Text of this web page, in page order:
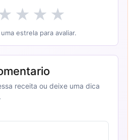
★ ★ ★
estrela para avaliar.
receita ou deixe uma dica